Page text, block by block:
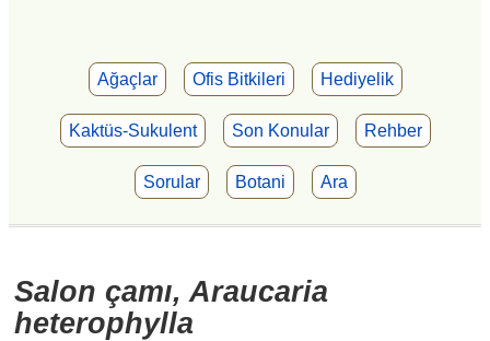
Ağaçlar Ofis Bitkileri Hediyelik
Kaktüs-Sukulent Son Konular Rehber
Sorular Botani Ara
Salon çamı, Araucaria
heterophylla